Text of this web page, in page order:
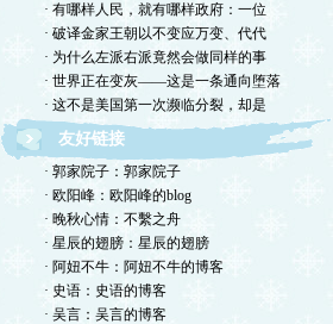
· 有哪样人民，就有哪样政府：一位
· 破译金家王朝以不变应万变、代代
· 为什么左派右派竟然会做同样的事
· 世界正在变灰——这是一条通向堕落
· 这不是美国第一次濒临分裂，却是
友好链接
· 郭家院子：郭家院子
· 欧阳峰：欧阳峰的blog
· 晚秋心情：不繫之舟
· 星辰的翅膀：星辰的翅膀
· 阿妞不牛：阿妞不牛的博客
· 史语：史语的博客
· 吴言：吴言的博客